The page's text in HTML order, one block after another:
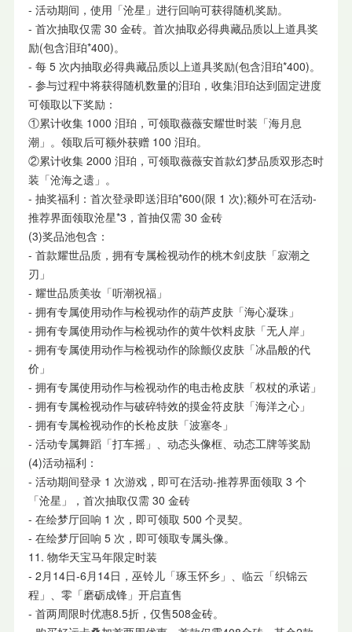
- 活动期间，使用「沧星」进行回响可获得随机奖励。
- 首次抽取仅需 30 金砖。首次抽取必得典藏品质以上道具奖
励(包含泪珀*400)。
- 每 5 次内抽取必得典藏品质以上道具奖励(包含泪珀*400)。
- 参与过程中将获得随机数量的泪珀，收集泪珀达到固定进度
可领取以下奖励：
①累计收集 1000 泪珀，可领取薇薇安耀世时装「海月息
潮」。领取后可额外获赠 100 泪珀。
②累计收集 2000 泪珀，可领取薇薇安首款幻梦品质双形态时
装「沧海之遗」。
- 抽奖福利：首次登录即送泪珀*600(限 1 次);额外可在活动-
推荐界面领取沧星*3，首抽仅需 30 金砖
(3)奖品池包含：
- 首款耀世品质，拥有专属检视动作的桃木剑皮肤「寂潮之
刃」
- 耀世品质美妆「听潮祝福」
- 拥有专属使用动作与检视动作的葫芦皮肤「海心凝珠」
- 拥有专属使用动作与检视动作的黄牛饮料皮肤「无人岸」
- 拥有专属使用动作与检视动作的除颤仪皮肤「冰晶般的代
价」
- 拥有专属使用动作与检视动作的电击枪皮肤「权杖的承诺」
- 拥有专属检视动作与破碎特效的摸金符皮肤「海洋之心」
- 拥有专属检视动作的长枪皮肤「波塞冬」
- 活动专属舞蹈「打车摇」、动态头像框、动态工牌等奖励
(4)活动福利：
- 活动期间登录 1 次游戏，即可在活动-推荐界面领取 3 个
「沧星」，首次抽取仅需 30 金砖
- 在绘梦厅回响 1 次，即可领取 500 个灵契。
- 在绘梦厅回响 5 次，即可领取专属头像。
11. 物华天宝马年限定时装
- 2月14日-6月14日，巫铃儿「琢玉怀乡」、临云「织锦云
程」、零「磨砺成锋」开启直售
- 首两周限时优惠8.5折，仅售508金砖。